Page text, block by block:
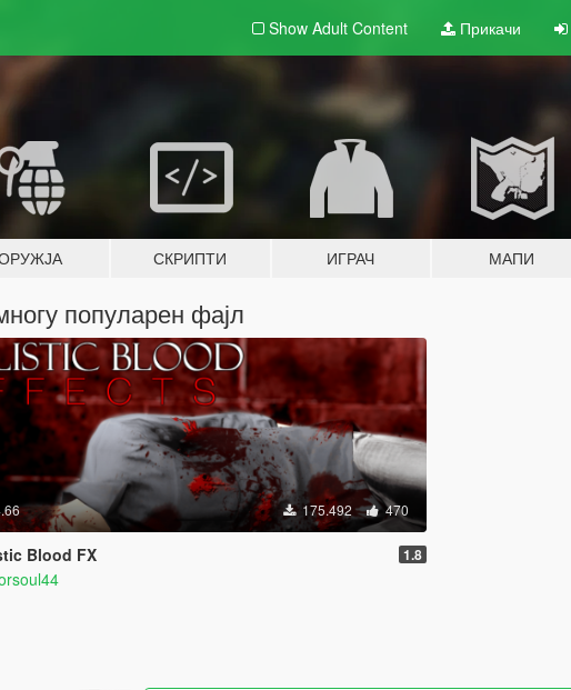
Show Adult Content Прикачи
СКРИПТИ ИГРАЧ МАПИ
популарен фајл
175.492 470
Blood FX 1.8